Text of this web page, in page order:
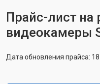
Прайс-лист на
видеокамеры
Дата обновления прайса: